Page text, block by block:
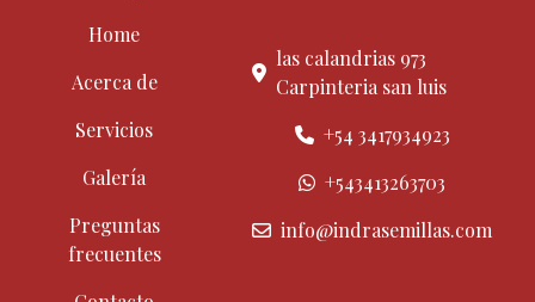
Home
Acerca de
Servicios
Galería
Preguntas
frecuentes
las calandrias 973
Carpinteria san luis
+54 3417934923
+543413263703
info@indrasemillas.com